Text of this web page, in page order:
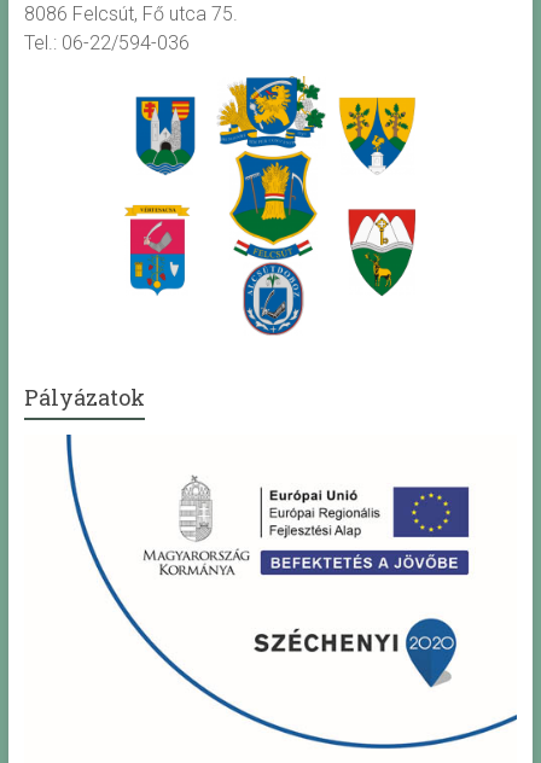
8086 Felcsút, Fő utca 75.
Tel.: 06-22/594-036
Pályázatok